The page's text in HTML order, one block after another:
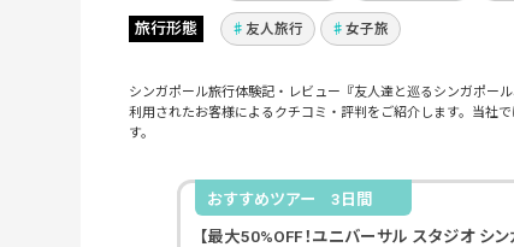
旅行形態 友人旅行 女子旅
シンガポール旅行体験記・レビュー『友人達と巡るシンガポー
利用されたお客様によるクチコミ・評判をご紹介します。当社
す。
おすすめツアー 3日間
【最大50%OFF！ユニバーサル スタジオ シ